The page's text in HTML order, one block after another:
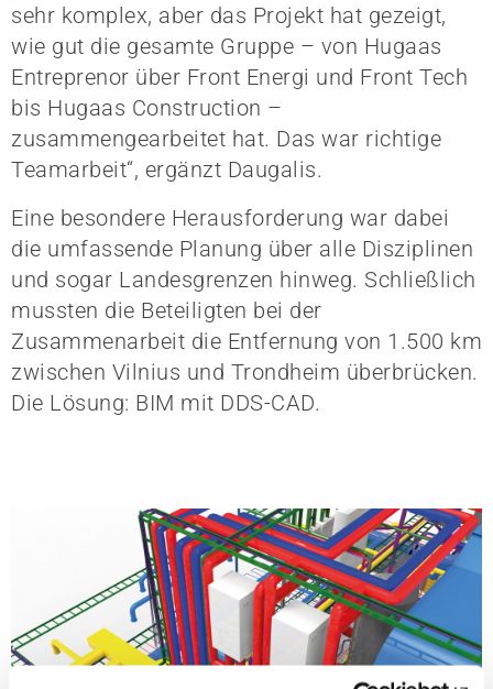
sehr komplex, aber das Projekt hat gezeigt,
wie gut die gesamte Gruppe – von Hugaas
Entreprenor über Front Energi und Front Tech
bis Hugaas Construction –
zusammengearbeitet hat. Das war richtige
Teamarbeit“, ergänzt Daugalis.
Eine besondere Herausforderung war dabei
die umfassende Planung über alle Disziplinen
und sogar Landesgrenzen hinweg. Schließlich
mussten die Beteiligten bei der
Zusammenarbeit die Entfernung von 1.500 km
zwischen Vilnius und Trondheim überbrücken.
Die Lösung: BIM mit DDS-CAD.